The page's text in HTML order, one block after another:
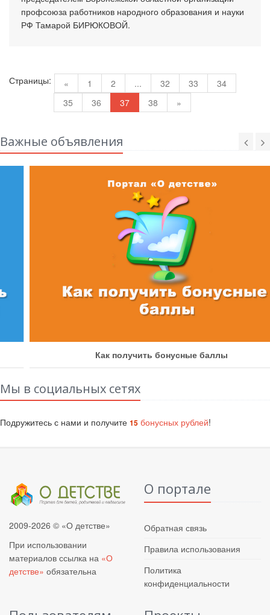
профсоюза работников народного образования и науки
РФ Тамарой БИРЮКОВОЙ.
Страницы: « 1 2 ... 32 33
34
35
36 37 38 »
Важные объявления
Как получить бонусные баллы
Мы в социальных сетях
Подружитесь с нами и получите 15 бонусных рублей!
2009-2026 © «О детстве»
При использовании
материалов ссылка на «О
детстве» обязательна
О портале
Обратная связь
Правила использования
Политика
конфиденциальности